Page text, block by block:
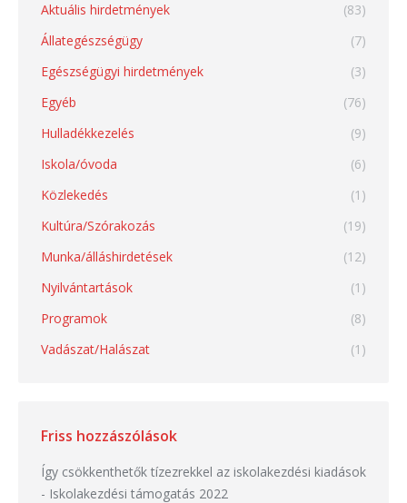
Aktuális hirdetmények
(83)
Állategészségügy
(7)
Egészségügyi hirdetmények
(3)
Egyéb
(76)
Hulladékkezelés
(9)
Iskola/óvoda
(6)
Közlekedés
(1)
Kultúra/Szórakozás
(19)
Munka/álláshirdetések
(12)
Nyilvántartások
(1)
Programok
(8)
Vadászat/Halászat
(1)
Friss hozzászólások
Így csökkenthetők tízezrekkel az iskolakezdési kiadások
- Iskolakezdési támogatás 2022